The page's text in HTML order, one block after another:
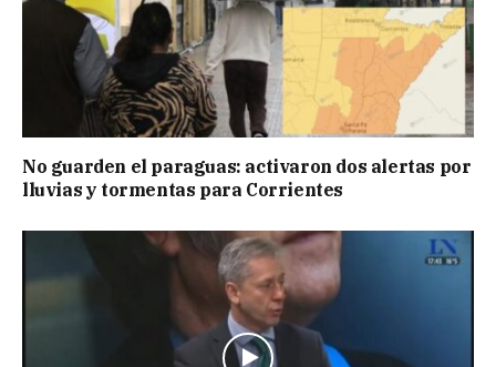
No guarden el paraguas: activaron dos alertas por
lluvias y tormentas para Corrientes